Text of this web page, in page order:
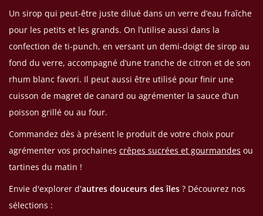
Un sirop qui peut-être juste dilué dans un verre d’eau fraîche
pour les petits et les grands. On l’utilise aussi dans la
confection de ti-punch, en versant un demi-doigt de sirop au
fond du verre, accompagné d’une tranche de citron et de son
rhum blanc favori. Il peut aussi être utilisé pour finir une
cuisson de magret de canard ou agrémenter la sauce d’un
poisson grillé ou au four.
Commandez dès à présent le produit de votre choix pour
agrémenter vos prochaines crêpes sucrées et gourmandes ou
tartines du matin !
Envie d'explorer d'autres douceurs des îles ? Découvrez nos
sélections :